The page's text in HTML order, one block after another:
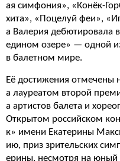
ая симфония», «Конёк-
хита», «Поцелуй феи»,
а Валерия дебютировала
едином озере» — одной
в балетном мире.
Её достижения отмечены
а лауреатом второй
а артистов балета и
Открытом российском
к» имени Екатерины
ию, приз зрительских
ерины, несмотря на юный